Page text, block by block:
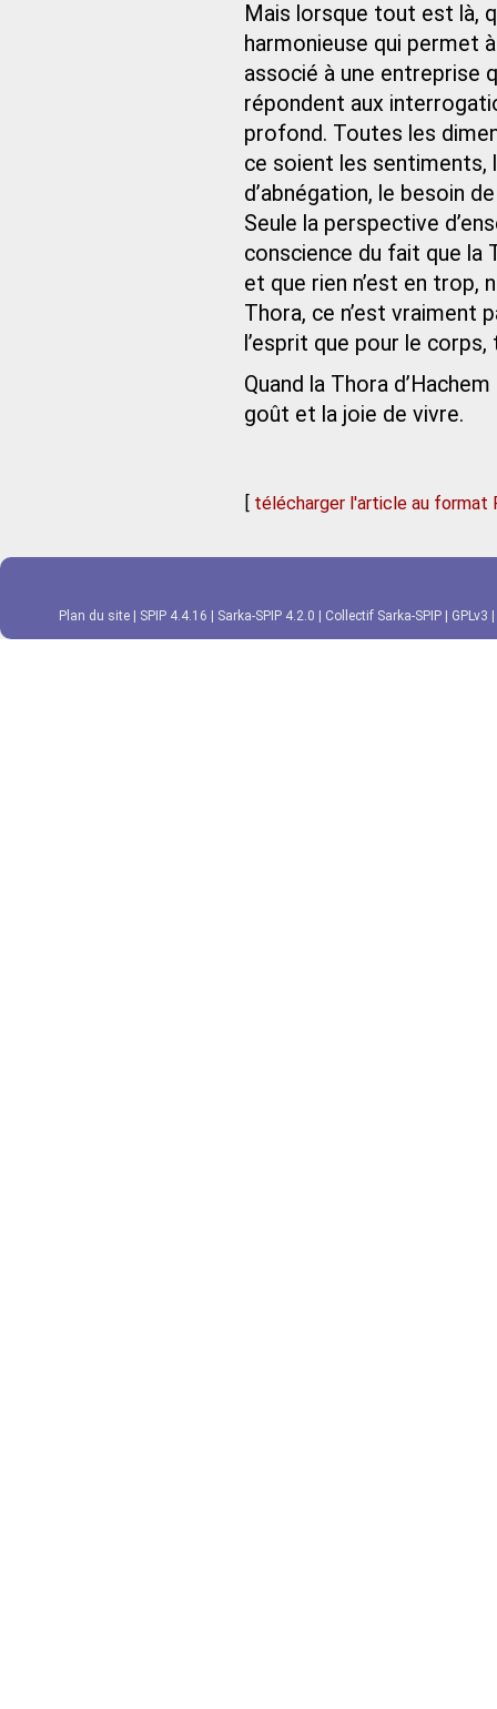
Mais lorsque tout est là,
harmonieuse qui permet
associé à une entreprise
répondent aux
profond. Toutes les
ce soient les sentiments,
d’abnégation, le besoin
Seule la perspective
conscience du fait que la
et que rien n’est en trop,
Thora, ce n’est vraiment
l’esprit que pour le
Quand la Thora
goût et la joie de vivre.
[ télécharger l'article au format
Plan du site SPIP 4.4.16 Sarka-SPIP 4.2.0 Collectif Sarka-SPIP GPLv3